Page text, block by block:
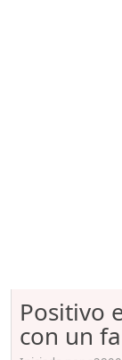
Positivo
con un